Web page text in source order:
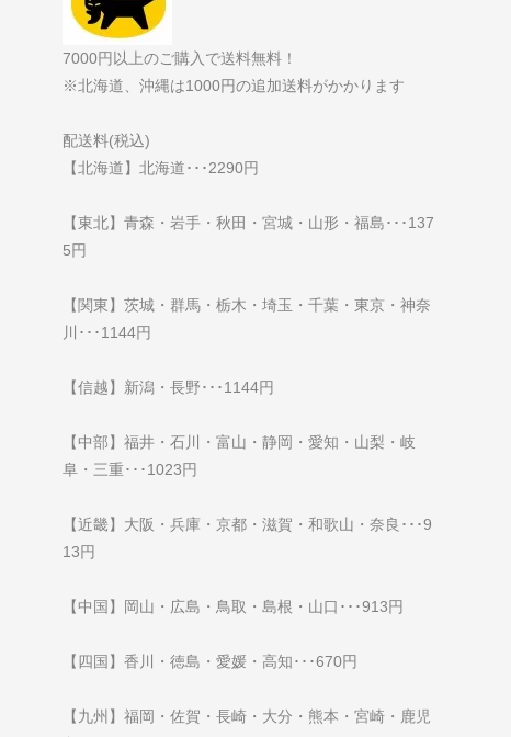
7000円以上のご購入で送料無料！
※北海道、沖縄は1000円の追加送料がかかります
配送料(税込)
【北海道】北海道･･･2290円
【東北】青森・岩手・秋田・宮城・山形・福島･･･137
5円
【関東】茨城・群馬・栃木・埼玉・千葉・東京・神奈
川･･･1144円
【信越】新潟・長野･･･1144円
【中部】福井・石川・富山・静岡・愛知・山梨・岐
阜・三重･･･1023円
【近畿】大阪・兵庫・京都・滋賀・和歌山・奈良･･･9
13円
【中国】岡山・広島・鳥取・島根・山口･･･913円
【四国】香川・徳島・愛媛・高知･･･670円
【九州】福岡・佐賀・長崎・大分・熊本・宮崎・鹿児